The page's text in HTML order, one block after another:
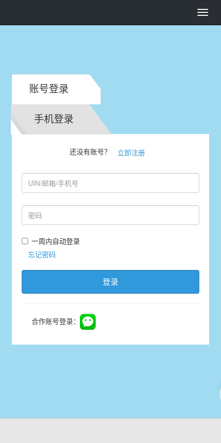
账号登录
手机登录
还没有账号？ 立即注册
一周内自动登录
忘记密码
登录
合作账号登录：